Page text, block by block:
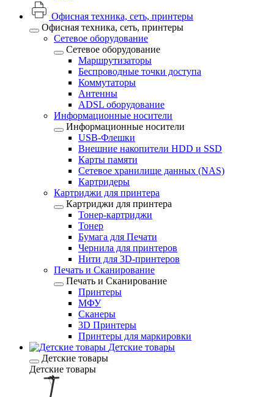
Офисная техника, cеть, принтеры
Офисная техника, cеть, принтеры
Сетевое оборудование
Сетевое оборудование
Маршрутизаторы
Беспроводные точки доступа
Коммутаторы
Антенны
ADSL оборудование
Информационные носители
Информационные носители
USB-Флешки
Внешние накопители HDD и SSD
Карты памяти
Сетевое хранилище данных (NAS)
Картридеры
Картриджи для принтера
Картриджи для принтера
Тонер-картриджи
Тонер
Бумага для Печати
Чернила для принтеров
Нити для 3D-принтеров
Печать и Сканирование
Печать и Сканирование
Принтеры
МФУ
Сканеры
3D Принтеры
Принтеры для маркировки
Детские товары
Детские товары
Детские товары